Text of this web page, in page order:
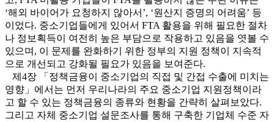
‘해외 바이어가 요청하지 않아서’, ‘원산지 증명의 어려움’ 등
이었다. 중소기업들에게 있어서 FTA 활용을 위해 필요한 절차
나 정보획득이 여전히 높은 부담으로 작용하고 있음을 엿볼 수
있으며, 이 문제를 완화하기 위한 정부의 지원 정책이 지속적
으로 개선되고 강화될 필요가 있음을 보여준다.
제4장 「정책금융이 중소기업의 직접 및 간접 수출에 미치는
영향」에서는 먼저 우리나라의 주요 중소기업 지원정책이라
고 할 수 있는 정책금융의 종류와 현황을 간략히 살펴보았다.
그리고 자체 중소기업 설문조사를 통해 구축한 기업체 수준 자